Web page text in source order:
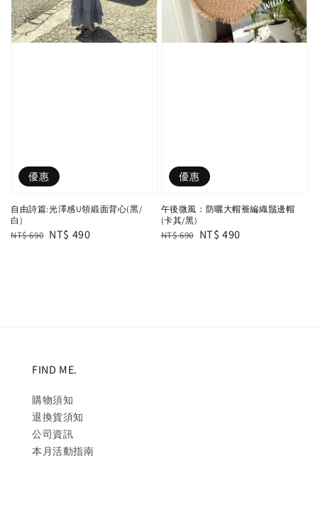
優惠
自由詩篇:光澤感U領緞面背心(黑/
白)
Regular
NT$ 690 Sale
NT$ 490
優惠
午後微風：防曬大帽簷編織鬚邊帽
(卡其/黑)
Regular
NT$ 690 Sale
NT$ 490
FIND ME.
購物須知
退換貨須知
公司資訊
本月活動指南